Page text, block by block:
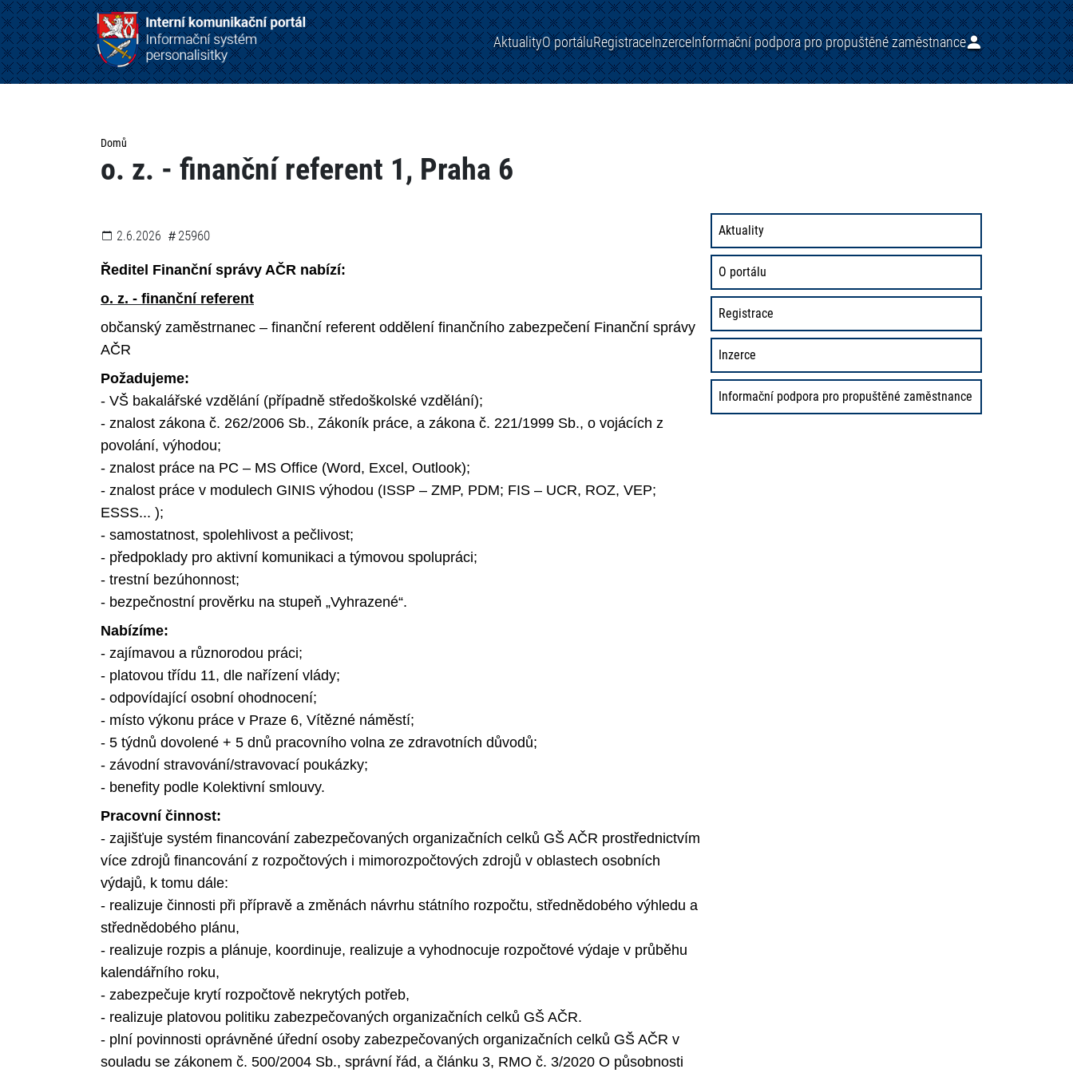
AktualityO portáluRegistraceInzerceInformační podpora pro propuštěné zaměstnance
Domů
o. z. - finanční referent 1, Praha 6
2.6.2026 25960
Ředitel Finanční správy AČR nabízí:
o. z. - finanční referent
občanský zaměstrnanec – finanční referent oddělení finančního zabezpečení Finanční správy
AČR
Požadujeme:
- VŠ bakalářské vzdělání (případně středoškolské vzdělání);
- znalost zákona č. 262/2006 Sb., Zákoník práce, a zákona č. 221/1999 Sb., o vojácích z
povolání, výhodou;
- znalost práce na PC – MS Office (Word, Excel, Outlook);
- znalost práce v modulech GINIS výhodou (ISSP – ZMP, PDM; FIS – UCR, ROZ, VEP;
ESSS... );
- samostatnost, spolehlivost a pečlivost;
- předpoklady pro aktivní komunikaci a týmovou spolupráci;
- trestní bezúhonnost;
- bezpečnostní prověrku na stupeň „Vyhrazené“.
Nabízíme:
- zajímavou a různorodou práci;
- platovou třídu 11, dle nařízení vlády;
- odpovídající osobní ohodnocení;
- místo výkonu práce v Praze 6, Vítězné náměstí;
- 5 týdnů dovolené + 5 dnů pracovního volna ze zdravotních důvodů;
- závodní stravování/stravovací poukázky;
- benefity podle Kolektivní smlouvy.
Pracovní činnost:
- zajišťuje systém financování zabezpečovaných organizačních celků GŠ AČR prostřednictvím
více zdrojů financování z rozpočtových i mimorozpočtových zdrojů v oblastech osobních
výdajů, k tomu dále:
- realizuje činnosti při přípravě a změnách návrhu státního rozpočtu, střednědobého výhledu a
střednědobého plánu,
- realizuje rozpis a plánuje, koordinuje, realizuje a vyhodnocuje rozpočtové výdaje v průběhu
kalendářního roku,
- zabezpečuje krytí rozpočtově nekrytých potřeb,
- realizuje platovou politiku zabezpečovaných organizačních celků GŠ AČR.
- plní povinnosti oprávněné úřední osoby zabezpečovaných organizačních celků GŠ AČR v
souladu se zákonem č. 500/2004 Sb., správní řád, a článku 3, RMO č. 3/2020 O působnosti
Aktuality
O portálu
Registrace
Inzerce
Informační podpora pro propuštěné zaměstnance